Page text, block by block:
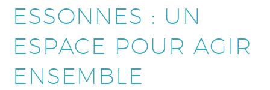
ESSONNES : UN
ESPACE POUR AGIR
ENSEMBLE